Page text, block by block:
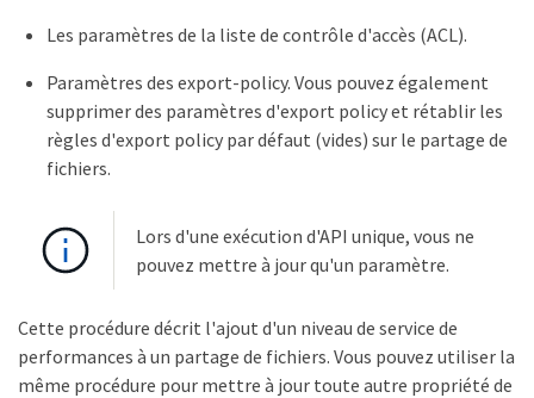
Les paramètres de la liste de contrôle d'accès (ACL).
Paramètres des export-policy. Vous pouvez également
supprimer des paramètres d'export policy et rétablir les
règles d'export policy par défaut (vides) sur le partage de
fichiers.
Lors d'une exécution d'API unique, vous ne
pouvez mettre à jour qu'un paramètre.
Cette procédure décrit l'ajout d'un niveau de service de
performances à un partage de fichiers. Vous pouvez utiliser la
même procédure pour mettre à jour toute autre propriété de